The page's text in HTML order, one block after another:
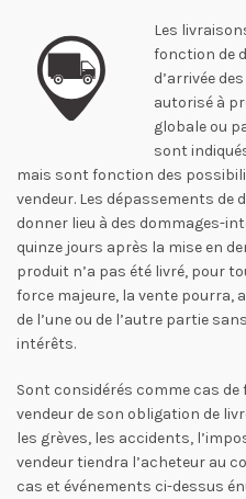
Les
fonction de
d’arrivée
autorisé à
globale ou
sont
mais sont fonction des
vendeur. Les dépassements de
donner lieu à des dommages-
quinze jours après la mise en
produit n’a pas été livré, pour
force majeure, la vente pourra,
de l’une ou de l’autre partie
intérêts.
Sont considérés comme cas
vendeur de son obligation de
les grèves, les accidents,
vendeur tiendra l’acheteur au
cas et événements ci-dessus